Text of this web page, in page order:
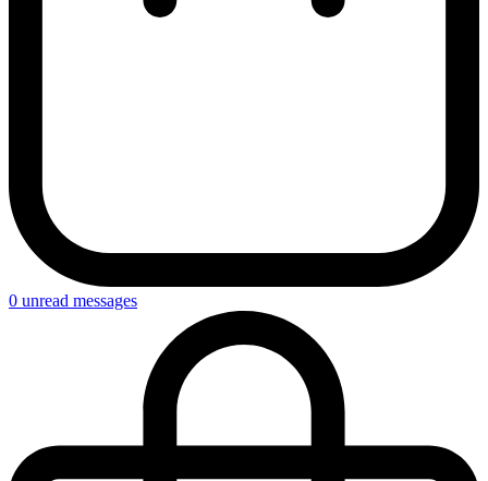
0 unread messages